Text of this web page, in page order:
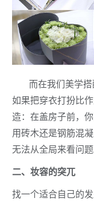
而在我们美学搭
如果把穿衣打扮比
造：在盖房子前，
用砖木还是钢筋混
无法从全局来看问题
二、妆容的突兀
找一个适合自己的